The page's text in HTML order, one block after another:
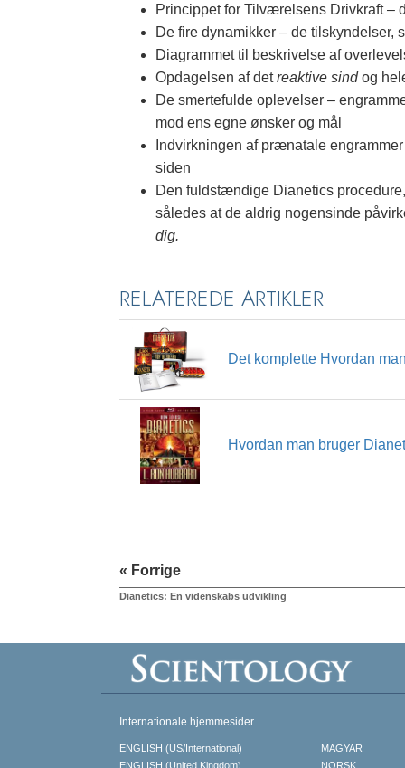
Princippet for Tilværelsens Drivkraft –
De fire dynamikker – de tilskyndelser,
Diagrammet til beskrivelse af
Opdagelsen af detreaktive sindog
De smertefulde oplevelser –
mod ens egne ønsker og mål
Indvirkningen af prænatale
siden
Den fuldstændige Dianetics
således at de aldrig nogensinde
dig.
RELATEREDE ARTIKLER
Det komplette Hvordan
Hvordan man bruger
« Forrige
Dianetics: En videnskabs udvikling
Internationale hjemmesider
ENGLISH (US/International)
ENGLISH (United Kingdom)
MAGYAR
NORSK